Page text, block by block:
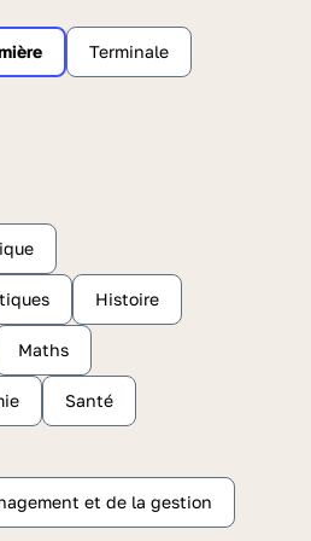
Terminale
Histoire
Maths
Santé
et de la gestion